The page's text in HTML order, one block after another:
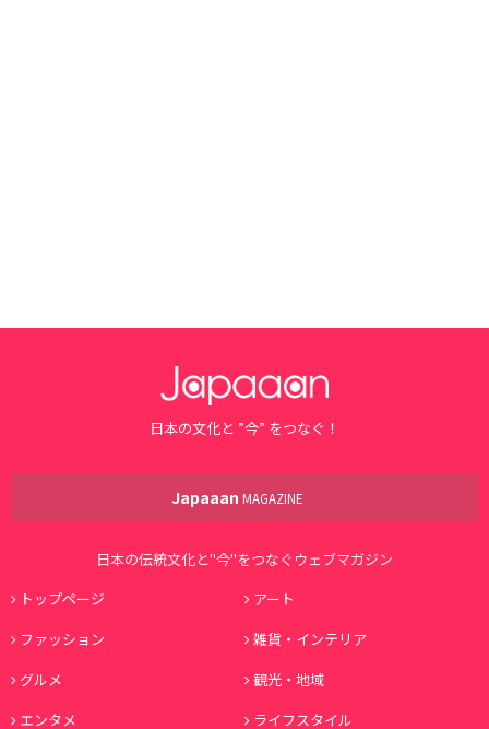
日本の文化と ”今” をつなぐ！
Japaaan MAGAZINE
日本の伝統文化と"今"をつなぐウェブマガジン
トップページ
アート
ファッション
雑貨・インテリア
グルメ
観光・地域
エンタメ
ライフスタイル